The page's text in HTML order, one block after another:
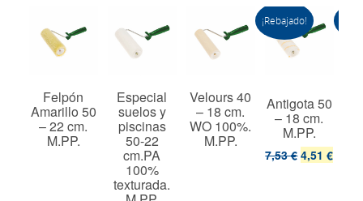
Felpón
Amarillo 50
– 22 cm.
M.PP.
Especial
suelos y
piscinas
50-22
cm.PA
100%
texturada.
Velours 40
– 18 cm.
WO 100%.
M.PP.
¡Rebajado!
Antigota 50
– 18 cm.
M.PP.
7,53 € 4,51 €